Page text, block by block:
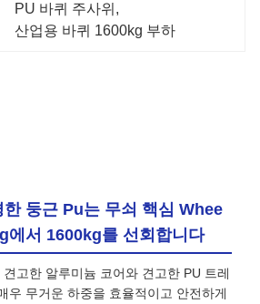
PU 바퀴 주사위 ,
산업용 바퀴 1600kg 부하
둥근 Pu는 무쇠 핵심 Whee
에서 1600kg를 선회합니다
견고한 알루미늄 코어와 견고한 PU 트레
우 무거운 하중을 효율적이고 안전하게